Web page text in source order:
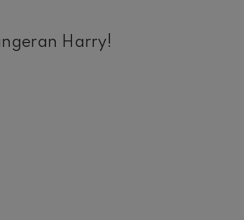
Harry!